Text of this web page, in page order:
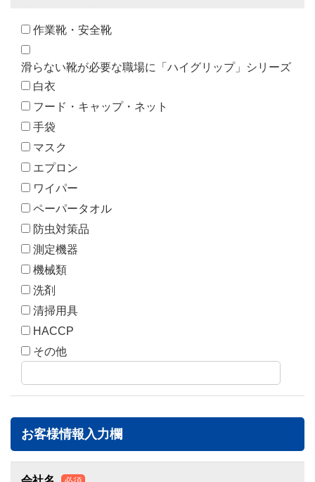
作業靴・安全靴
滑らない靴が必要な職場に「ハイグリップ」シリーズ
白衣
フード・キャップ・ネット
手袋
マスク
エプロン
ワイパー
ペーパータオル
防虫対策品
測定機器
機械類
洗剤
清掃用具
HACCP
その他
お客様情報入力欄